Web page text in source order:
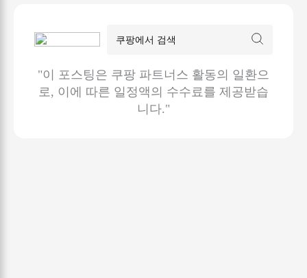
"이 포스팅은 쿠팡 파트너스 활동의 일환으
로, 이에 따른 일정액의 수수료를 제공받습
니다."